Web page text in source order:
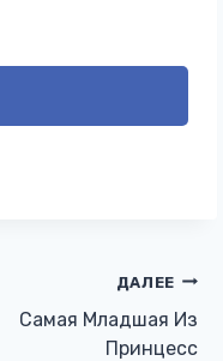
ДАЛЕЕ
Самая Младшая Из
Принцесс